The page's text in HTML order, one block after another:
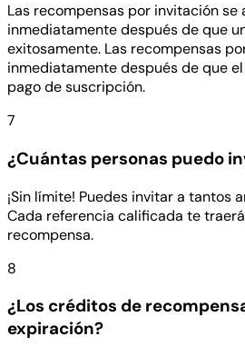
Las recompensas por invitación se
inmediatamente después de que
exitosamente. Las recompensas
inmediatamente después de que
pago de suscripción.
7
¿Cuántas personas puedo
¡Sin límite! Puedes invitar a tantos
Cada referencia calificada te
recompensa.
8
¿Los créditos de
expiración?